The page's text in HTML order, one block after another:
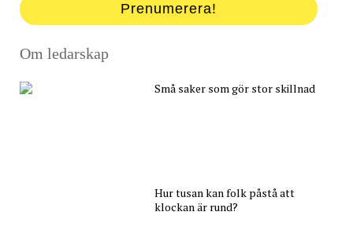
Prenumerera!
Om ledarskap
Små saker som gör stor skillnad
Hur tusan kan folk påstå att
klockan är rund?